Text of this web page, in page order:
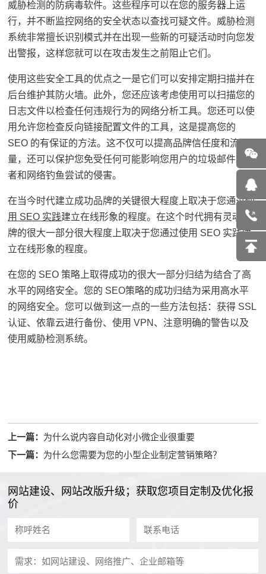
威胁检测的防病毒软件。这些程序可以在您的服务器上运
行，并不断监控网络的安全状态以查找可疑文件。威胁检测
系统非常擅长识别模式并在出现一些新的可疑活动时向您发
出警报，这样您就可以在攻击发生之前阻止它们。
使用这些安全工具的优点之一是它们可以安排定期扫描并在
后台维护其防火墙。 此外，您还应该考虑使用可以扫描您的
日志文件以检查任何违规行为的网络分析工具。您还可以使
用允许您检查反向链接配置文件的工具，这是提高您的
SEO 的有保证的方法。这不仅可以提高品牌信任度和流
量，还可以保护您免受任何可能影响您用户的垃圾邮件发送
者和网络钓鱼尝试的侵害。
在当今时代建立成功品牌的关键很大程度上取决于您通过使
用 SEO 实践建立在线形象的程度。在这个时代拥有灵魂品
牌的很大一部分很大程度上取决于您通过使用 SEO 实践建
立在线形象的程度。
在您的 SEO 策略上取得成功的很大一部分归结为结合了高
水平的网络安全。您的 SEO策略的成功归结为采用高水平
的网络安全。您可以做到这一点的一些方法包括：获得 SSL
认证、依靠云进行备份、使用 VPN、注意明确的警告以及
使用威胁检测系统。
上一篇： 为什么说内容自动化对小微企业很重要
下一篇： 为什么您需要为您的小型企业制定营销策略？
网站建设、网站改版升级；获取您项目定制及优化报
价